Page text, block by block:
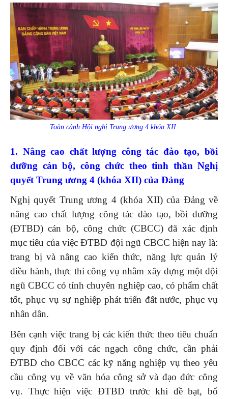
Toàn cảnh Hội nghị Trung ương 4 khóa XII.
1. Nâng cao chất lượng công tác đào tạo, bồi
dưỡng cán bộ, công chức theo tinh thần Nghị
quyết Trung ương 4 (khóa XII) của Đảng
Nghị quyết Trung ương 4 (khóa XII) của Đảng về
nâng cao chất lượng công tác đào tạo, bồi dưỡng
(ĐTBD) cán bộ, công chức (CBCC) đã xác định
mục tiêu của việc ĐTBD đội ngũ CBCC hiện nay là:
trang bị và nâng cao kiến thức, năng lực quản lý
điều hành, thực thi công vụ nhằm xây dựng một đội
ngũ CBCC có tính chuyên nghiệp cao, có phẩm chất
tốt, phục vụ sự nghiệp phát triển đất nước, phục vụ
nhân dân.
Bên cạnh việc trang bị các kiến thức theo tiêu chuẩn
quy định đối với các ngạch công chức, cần phải
ĐTBD cho CBCC các kỹ năng nghiệp vụ theo yêu
cầu công vụ về văn hóa công sở và đạo đức công
vụ. Thực hiện việc ĐTBD trước khi đề bạt, bổ